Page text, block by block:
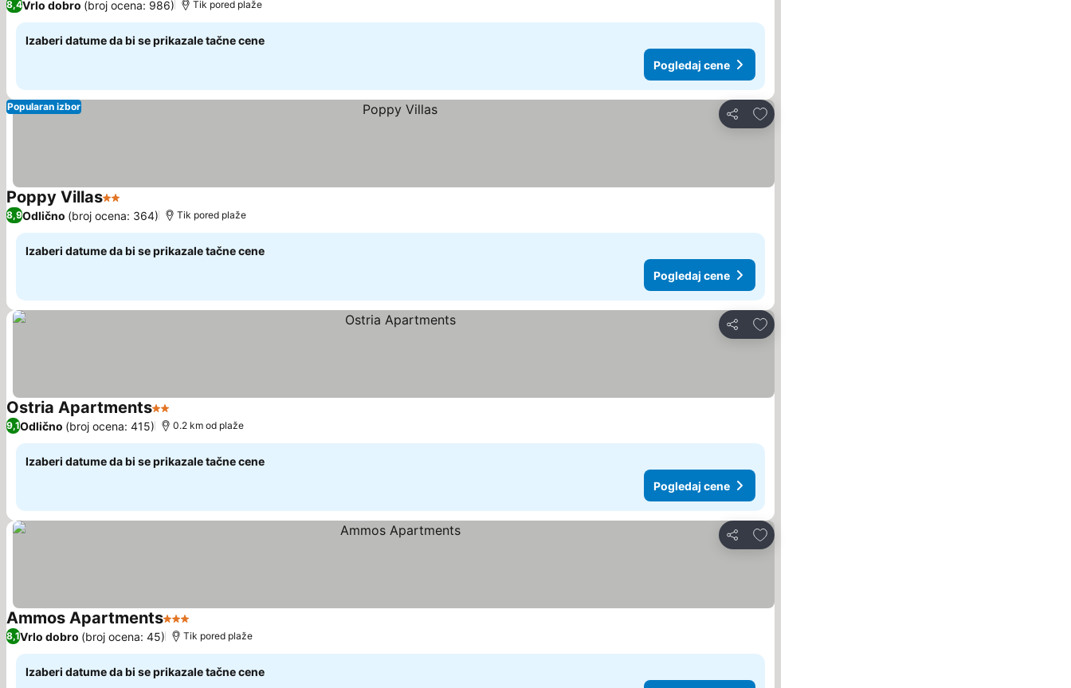
8,4Vrlo dobro (broj ocena: 986) Tik pored plaže
Izaberi datume da bi se prikazale tačne cene
Pogledaj cene
Deli
Dodati u favorite
Popularan izbor
Poppy Villas2 Zvezdice
Pogledaj cene
8,9Odlično (broj ocena: 364) Tik pored plaže
Izaberi datume da bi se prikazale tačne cene
Pogledaj cene
Deli
Dodati u favorite
Ostria Apartments2 Zvezdice
9,1Odlično (broj ocena: 415) 0.2 km od plaže
Izaberi datume da bi se prikazale tačne cene
Pogledaj cene
Deli
Dodati u favorite
Ammos Apartments3 Zvezdice
8,1Vrlo dobro (broj ocena: 45) Tik pored plaže
Izaberi datume da bi se prikazale tačne cene